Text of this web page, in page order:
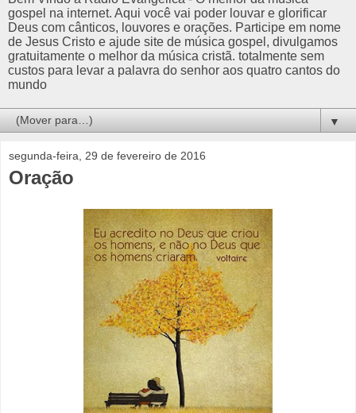
gospel na internet. Aqui você vai poder louvar e glorificar
Deus com cânticos, louvores e orações. Participe em nome
de Jesus Cristo e ajude site de música gospel, divulgamos
gratuitamente o melhor da música cristã. totalmente sem
custos para levar a palavra do senhor aos quatro cantos do
mundo
▼
segunda-feira, 29 de fevereiro de 2016
Oração